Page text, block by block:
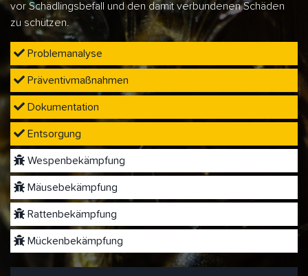
vor Schädlingsbefall und den damit verbundenen Schäden
zu schützen.
Problemanalyse
Präventivmaßnahmen
Dokumentation
Entsorgung
Wespenbekämpfung
Mäusebekämpfung
Rattenbekämpfung
Mückenbekämpfung